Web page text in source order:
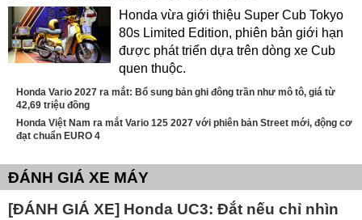
Honda vừa giới thiệu Super Cub Tokyo
80s Limited Edition, phiên bản giới hạn
được phát triển dựa trên dòng xe Cub
quen thuộc.
Honda Vario 2027 ra mắt: Bổ sung bản ghi đông trần như mô tô, giá từ
42,69 triệu đồng
Honda Việt Nam ra mắt Vario 125 2027 với phiên bản Street mới, động cơ
đạt chuẩn EURO 4
ĐÁNH GIÁ XE MÁY
[ĐÁNH GIÁ XE] Honda UC3: Đắt nếu chỉ nhìn